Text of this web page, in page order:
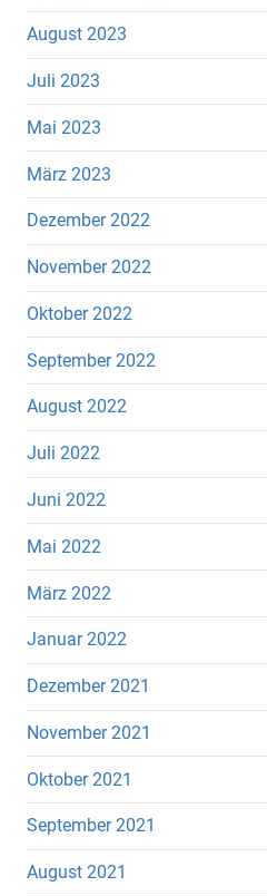
August 2023
Juli 2023
Mai 2023
März 2023
Dezember 2022
November 2022
Oktober 2022
September 2022
August 2022
Juli 2022
Juni 2022
Mai 2022
März 2022
Januar 2022
Dezember 2021
November 2021
Oktober 2021
September 2021
August 2021